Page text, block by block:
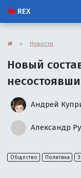
REX
» Новости
Новый
Андрей
Александр
Общество Политика